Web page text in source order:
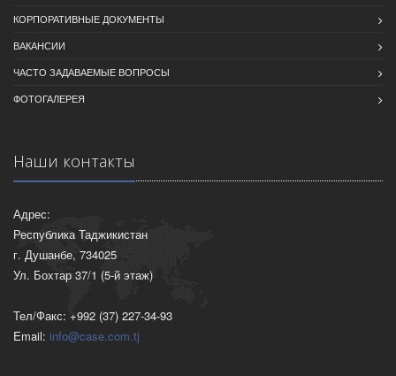
КОРПОРАТИВНЫЕ ДОКУМЕНТЫ
ВАКАНСИИ
ЧАСТО ЗАДАВАЕМЫЕ ВОПРОСЫ
ФОТОГАЛЕРЕЯ
Наши контакты
Адрес:
Республика Таджикистан
г. Душанбе, 734025
Ул. Бохтар 37/1 (5-й этаж)
Тел/Факс: +992 (37) 227-34-93
Email: info@case.com.tj